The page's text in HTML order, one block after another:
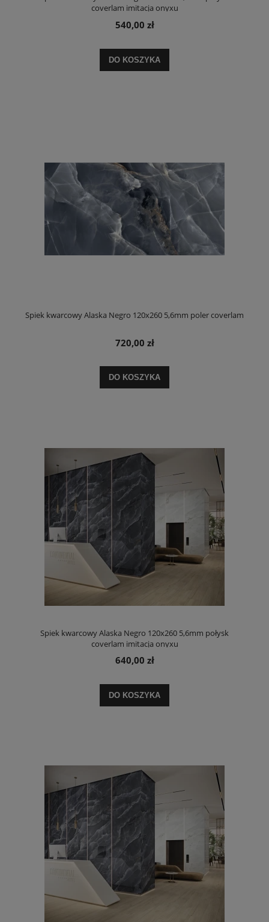
coverlam imitacja onyxu
540,00 zł
DO KOSZYKA
Spiek kwarcowy Alaska Negro 120x260 5,6mm poler coverlam
720,00 zł
DO KOSZYKA
Spiek kwarcowy Alaska Negro 120x260 5,6mm połysk
coverlam imitacja onyxu
640,00 zł
DO KOSZYKA